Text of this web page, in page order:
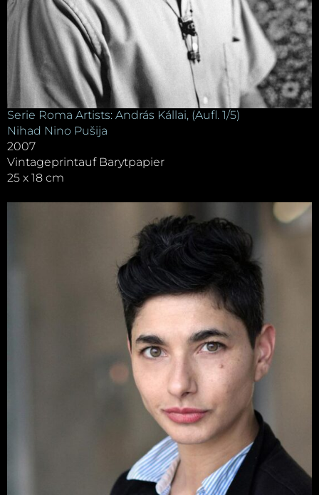
Serie Roma Artists: András Kállai, (Aufl. 1/5)
Nihad Nino Pušija
2007
Vintageprintauf Barytpapier
25 x 18 cm